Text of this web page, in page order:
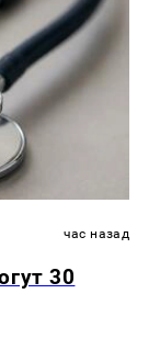
час назад
30